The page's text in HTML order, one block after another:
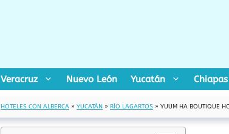
Veracruz Nuevo León Yucatán Chiapas
HOTELES CON ALBERCA » YUCATÁN » RÍO LAGARTOS » YUUM HA BOUTIQUE